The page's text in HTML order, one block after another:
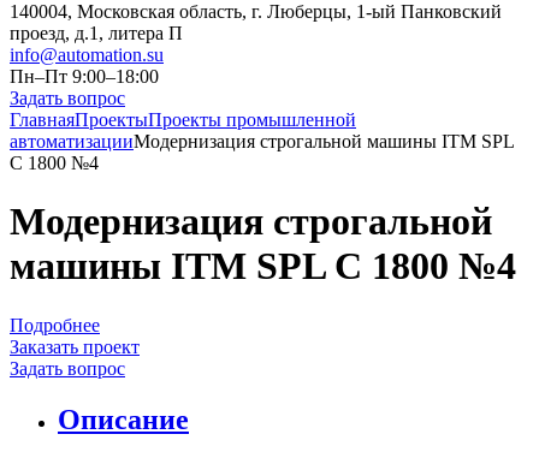
140004, Московская область, г. Люберцы, 1-ый Панковский
проезд, д.1, литера П
info@automation.su
Пн–Пт 9:00–18:00
Задать вопрос
ГлавнаяПроектыПроекты промышленной
автоматизацииМодернизация строгальной машины ITM SPL
C 1800 №4
Модернизация строгальной
машины ITM SPL C 1800 №4
Подробнее
Заказать проект
Задать вопрос
Описание